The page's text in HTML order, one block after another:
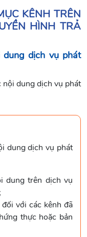
KÊNH TRÊN
HÌNH TRẢ
dịch vụ phát
nội dung dịch vụ phát
dung dịch vụ phát
dung trên dịch vụ
với các kênh đã
thực hoặc bản